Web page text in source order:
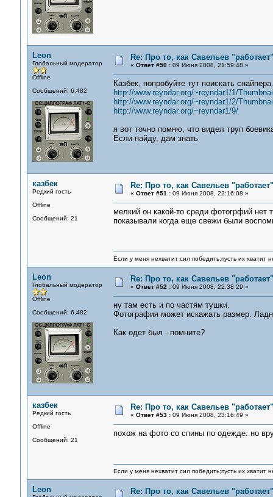
Leon
Глобальный модератор
Offline
Сообщений: 6,482
Re: Про то, как Савельев
« Ответ #50 :09 Июня 2008, 21:59:48 »
Казбек, попробуйте тут поискать снайпера.
http://www.reyndar.org/~reyndar1/1/
http://www.reyndar.org/~reyndar1/2/
http://www.reyndar.org/~reyndar1/9/
я вот точно помню, что видел труп
Если найду, дам знать
казбек
Редкий гость
Offline
Сообщений: 21
Re: Про то, как Савельев
« Ответ #51 :09 Июня 2008, 22:16:08 »
мелкий он какой-то среди фотогрфий нет
показывали когда еще свежи были
Если у меня нехватит сил победить;пусть их хватит
Leon
Глобальный модератор
Offline
Сообщений: 6,482
Re: Про то, как Савельев
« Ответ #52 :09 Июня 2008, 22:38:29 »
ну там есть и по частям тушки.
Фотография может искажать размер.
Как одет был - помните?
казбек
Редкий гость
Offline
Сообщений: 21
Re: Про то, как Савельев
« Ответ #53 :09 Июня 2008, 23:16:49 »
похож на фото со спины по одежде. но
Если у меня нехватит сил победить;пусть их хватит
Leon Re: Про то, как Савельев